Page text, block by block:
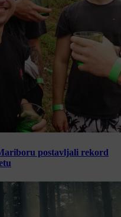
postavljali rekord